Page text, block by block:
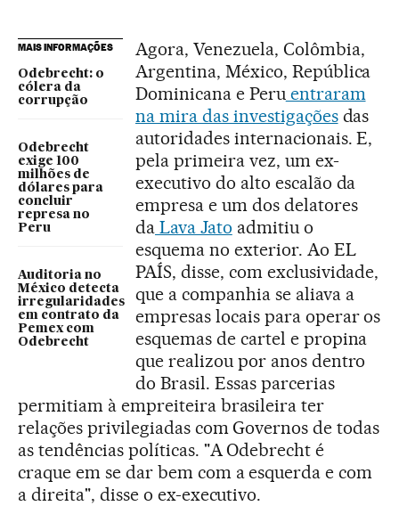
MAIS INFORMAÇÕES
Odebrecht: o
cólera da
corrupção
Odebrecht
exige 100
milhões de
dólares para
concluir
represa no
Peru
Auditoria no
México detecta
irregularidades
em contrato da
Pemex com
Odebrecht
Agora, Venezuela, Colômbia,
Argentina, México, República
Dominicana e Peru entraram
na mira das investigaçõesdas
autoridades internacionais. E,
pela primeira vez, um ex-
executivo do alto escalão da
empresa e um dos delatores
daLava Jato admitiu o
esquema no exterior. Ao EL
PAÍS, disse, com exclusividade,
que a companhia se aliava a
empresas locais para operar os
esquemas de cartel e propina
que realizou por anos dentro
do Brasil. Essas parcerias
permitiam à empreiteira brasileira ter
relações privilegiadas com Governos de todas
as tendências políticas. "A Odebrecht é
craque em se dar bem com a esquerda e com
a direita", disse o ex-executivo.